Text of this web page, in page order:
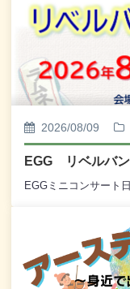
2026/08/09
EGG リベルバ
EGGミニコンサー